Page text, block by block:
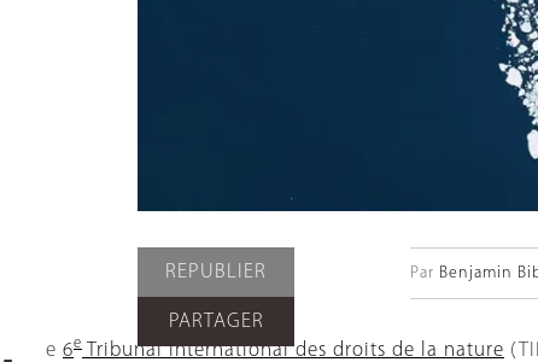
REPUBLIER
PARTAGER
Par Benjamin
e 6e Tribunal international des droits de la nature